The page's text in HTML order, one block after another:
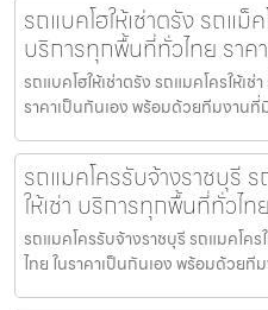
รถแบคโฮให้เช่าตรัง รถแม็
บริการทุกพื้นที่ทั่วไทย ราค
รถแบคโฮให้เช่าตรัง รถแมคโครให้เ
ราคาเป็นกันเอง พร้อมด้วยทีมงาน
รถแมคโครรับจ้างราชบุรี
ให้เช่า บริการทุกพื้นที่ทั่วไท
รถแมคโครรับจ้างราชบุรี รถแมคโค
ไทย ในราคาเป็นกันเอง พร้อมด้วย